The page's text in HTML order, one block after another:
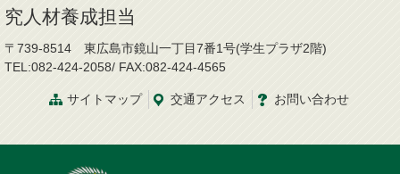
究人材養成担当
〒739-8514 東広島市鏡山一丁目7番1号(学生プラザ2階)
TEL:082-424-2058/ FAX:082-424-4565
サイトマップ 交通アクセス お問い合わせ